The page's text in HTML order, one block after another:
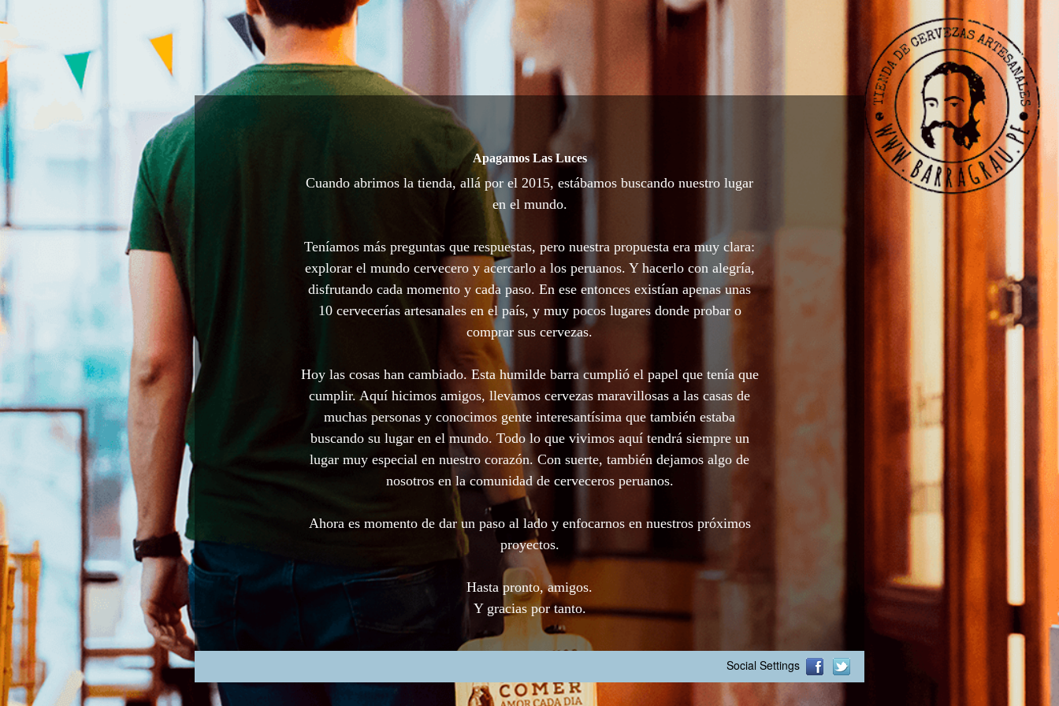
Apagamos Las Luces
Cuando abrimos la tienda, allá por el 2015, estábamos buscando nuestro lugar
en el mundo.
Teníamos más preguntas que respuestas, pero nuestra propuesta era muy clara:
explorar el mundo cervecero y acercarlo a los peruanos. Y hacerlo con alegría,
disfrutando cada momento y cada paso. En ese entonces existían apenas unas
10 cervecerías artesanales en el país, y muy pocos lugares donde probar o
comprar sus cervezas.
Hoy las cosas han cambiado. Esta humilde barra cumplió el papel que tenía que
cumplir. Aquí hicimos amigos, llevamos cervezas maravillosas a las casas de
muchas personas y conocimos gente interesantísima que también estaba
buscando su lugar en el mundo. Todo lo que vivimos aquí tendrá siempre un
lugar muy especial en nuestro corazón. Con suerte, también dejamos algo de
nosotros en la comunidad de cerveceros peruanos.
Ahora es momento de dar un paso al lado y enfocarnos en nuestros próximos
proyectos.
Hasta pronto, amigos.
Y gracias por tanto.
Social Settings